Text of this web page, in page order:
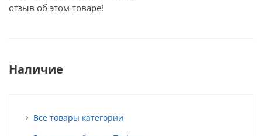
отзыв об этом товаре!
Наличие
Все товары категории